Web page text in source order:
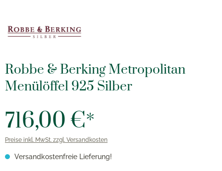
Robbe & Berking Metropolitan
Menülöffel 925 Silber
716,00 €*
Preise inkl. MwSt. zzgl. Versandkosten
Versandkostenfreie Lieferung!